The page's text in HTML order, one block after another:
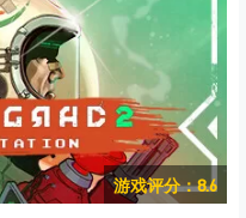
游戏评分：8.6